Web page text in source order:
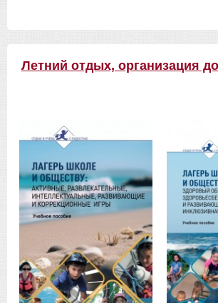
Летний отдых, организация